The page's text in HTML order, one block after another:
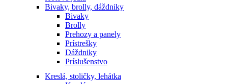
Bivaky, brolly, dáždniky
Bivaky
Brolly
Prehozy a panely
Prístrešky
Dáždniky
Príslušenstvo
Kreslá, stoličky, lehátka